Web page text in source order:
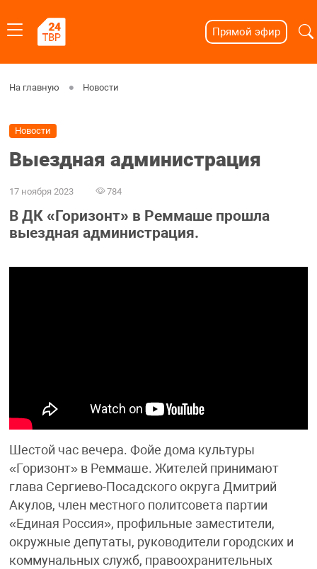
Прямой эфир
На главную Новости
Новости
Выездная администрация
17 ноября 2023 784
В ДК «Горизонт» в Реммаше прошла
выездная администрация.
Шестой час вечера. Фойе дома культуры
«Горизонт» в Реммаше. Жителей принимают
глава Сергиево-Посадского округа Дмитрий
Акулов, член местного политсовета партии
«Единая Россия», профильные заместители,
окружные депутаты, руководители городских и
коммунальных служб, правоохранительных